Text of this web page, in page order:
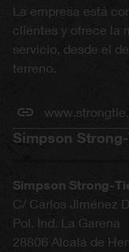
La empresa está
clientes y ofrece la
servicio, desde el
terreno.
Simpson
Simpson Strong-
C/ Carlos Jiménez
Pol. Ind. La Garena
28806 Alcalá de